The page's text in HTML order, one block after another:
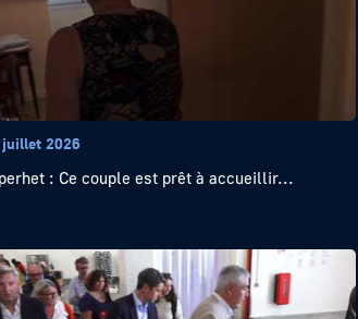
2026
: Ce couple est prêt à accueillir...